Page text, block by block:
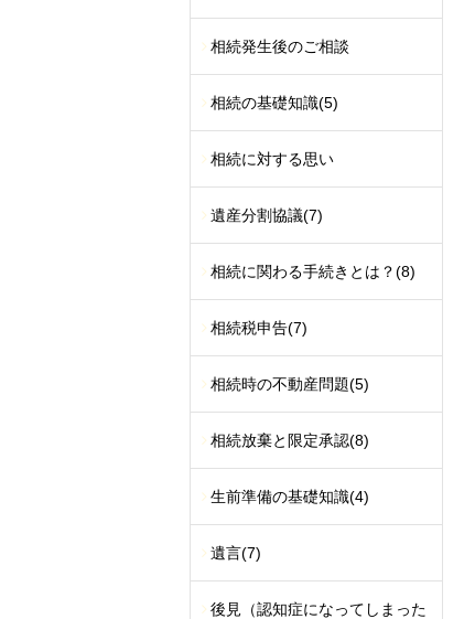
相続発生後のご相談
相続の基礎知識(5)
相続に対する思い
遺産分割協議(7)
相続に関わる手続きとは？(8)
相続税申告(7)
相続時の不動産問題(5)
相続放棄と限定承認(8)
生前準備の基礎知識(4)
遺言(7)
後見（認知症になってしまった